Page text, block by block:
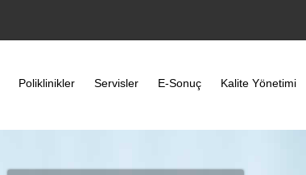
Poliklinikler Servisler E-Sonuç Kalite Yönetimi